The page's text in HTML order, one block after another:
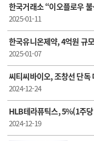
한국거래소 “이오플로우
2025-01-11
한국유니온제약, 4억원 규
2025-01-07
씨티씨바이오, 조창선 단독
2024-12-24
HLB테라퓨틱스, 5%(1주
2024-12-19